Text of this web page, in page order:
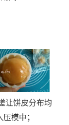
让饼皮分布均
模中；